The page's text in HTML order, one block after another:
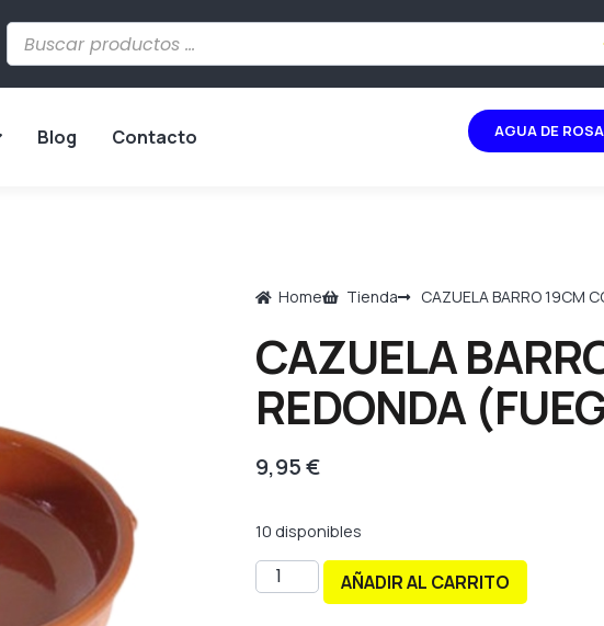
Blog Contacto AGUA DE ROSA
Home Tienda CAZUELA BARRO 19CM
CAZUELA
REDONDA
9,95€
10 disponibles
AÑADIR AL CARRITO